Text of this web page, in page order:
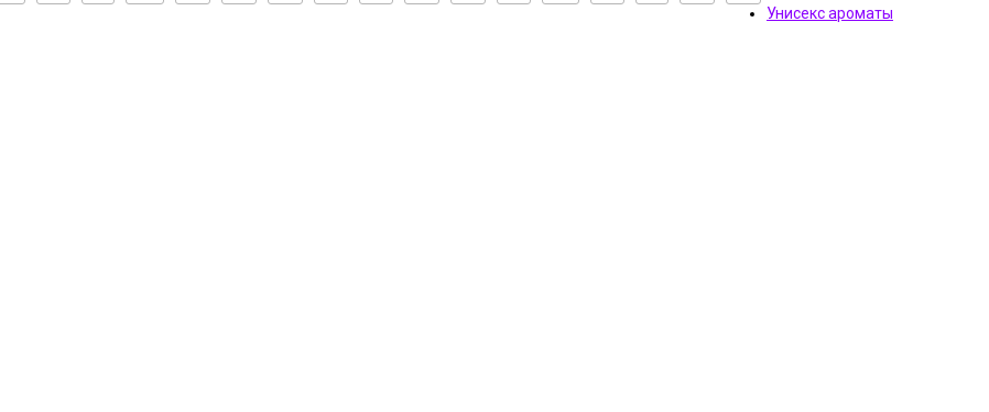
Унисекс ароматы